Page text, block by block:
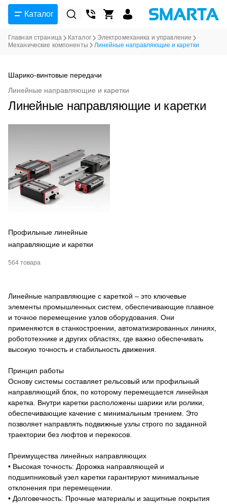
Каталог
Главная страница Каталог
Электромеханика и управление
Механические компоненты
Линейные направляющие и каретки
Шарико-винтовые передачи
Линейные направляющие и каретки
Линейные направляющие и каретки
Профильные линейные
направляющие и каретки
564 товара
Линейные направляющие с кареткой – это ключевые
элементы промышленных систем, обеспечивающие плавное
и точное перемещение узлов оборудования. Они
применяются в станкостроении, автоматизированных линиях,
робототехнике и других областях, где важно обеспечивать
высокую точность и стабильность движения.
Принцип работы
Основу системы составляет рельсовый или профильный
направляющий блок, по которому перемещается линейная
каретка. Внутри каретки расположены шарики или ролики,
обеспечивающие качение с минимальным трением. Это
позволяет направлять подвижные узлы строго по заданной
траектории без люфтов и перекосов.
Преимущества линейных направляющих
• Высокая точность: Дорожка направляющей и
подшипниковый узел каретки гарантируют минимальные
отклонения при перемещении.
• Долговечность: Прочные материалы и защитные покрытия